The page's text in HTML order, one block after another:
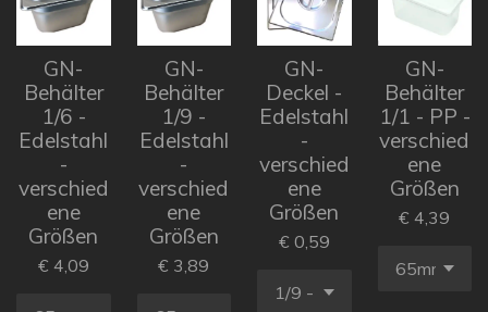
GN-
Behälter
1/6 -
Edelstahl
-
verschied
ene
Größen
€ 4,09
GN-
Behälter
1/9 -
Edelstahl
-
verschied
ene
Größen
€ 3,89
GN-
Deckel -
Edelstahl
-
verschied
ene
Größen
€ 0,59
GN-
Behälter
1/1 - PP -
verschied
ene
Größen
€ 4,39